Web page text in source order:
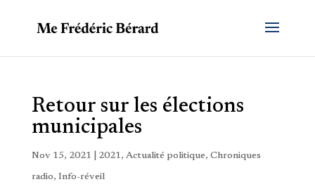
Retour sur les élections
municipales
Nov 15, 2021 2021, Actualité politique, Chroniques
radio, Info-réveil